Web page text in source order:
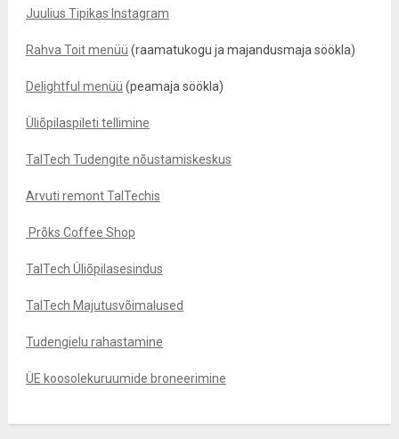
Juulius Tipikas Instagram
Rahva Toit menüü (raamatukogu ja majandusmaja söökla)
Delightful menüü (peamaja söökla)
Üliõpilaspileti tellimine
TalTech Tudengite nõustamiskeskus
Arvuti remont TalTechis
Prõks Coffee Shop
TalTech Üliõpilasesindus
TalTech Majutusvõimalused
Tudengielu rahastamine
ÜE koosolekuruumide broneerimine